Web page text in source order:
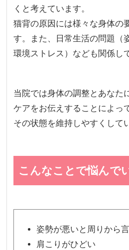
くと考えています。
猫背の原因には様々な身体の
す。また、日常生活の問題（
環境ストレス）なども関係し
当院では身体の調整とあなた
ケアをお伝えすることによっ
その状態を維持しやすくして
こんなことで悩んで
姿勢が悪いと周りから
肩こりがひどい